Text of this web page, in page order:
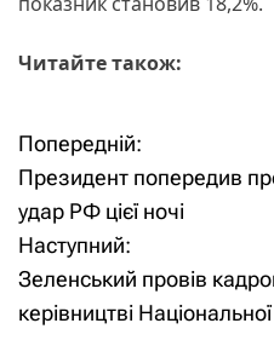
Читайте також:
Н
а
в
і
Попередній:
Президент попередив
удар РФ цієї ночі
Наступний:
Зеленський провів
керівництві